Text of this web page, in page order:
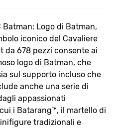
Batman: Logo di Batman,
iconico del Cavaliere
da 678 pezzi consente ai
logo di Batman, che
sul supporto incluso che
anche una serie di
appassionati
i Batarang™, il martello di
tradizionali e